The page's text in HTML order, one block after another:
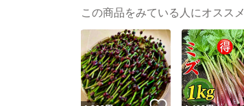
この商品をみている人にオススメ